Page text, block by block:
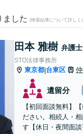
ました (検索結果について詳しく
田本 雅樹 弁護士
STO法律事務所
東京都|台東区
遺留分
【初回面談無料】
ださい。相続人・
す【休日・夜間面談